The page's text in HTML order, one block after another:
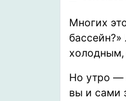
Многих
Но утро —
вы и сами